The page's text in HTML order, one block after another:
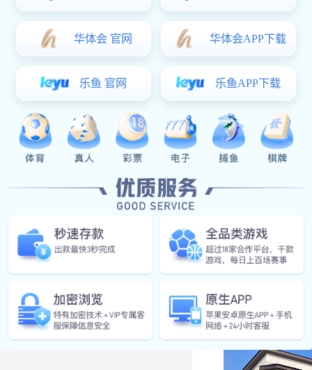
· 不锈钢栏杆立柱要怎么节省成本呢？
2023-08-30
· 怎么购买合适的不锈钢立柱呢？
富联娱乐:· 家装楼梯必备攻略
2022-07-26
富联娱乐:· 楼梯立柱的组成与柱身工艺处理
2022-05-26
2022-05-26
推荐产品